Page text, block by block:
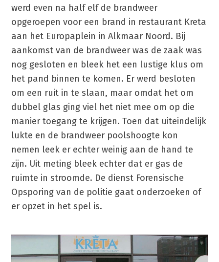
werd even na half elf de brandweer
opgeroepen voor een brand in restaurant Kreta
aan het Europaplein in Alkmaar Noord. Bij
aankomst van de brandweer was de zaak was
nog gesloten en bleek het een lustige klus om
het pand binnen te komen. Er werd besloten
om een ruit in te slaan, maar omdat het om
dubbel glas ging viel het niet mee om op die
manier toegang te krijgen. Toen dat uiteindelijk
lukte en de brandweer poolshoogte kon
nemen leek er echter weinig aan de hand te
zijn. Uit meting bleek echter dat er gas de
ruimte in stroomde. De dienst Forensische
Opsporing van de politie gaat onderzoeken of
er opzet in het spel is.